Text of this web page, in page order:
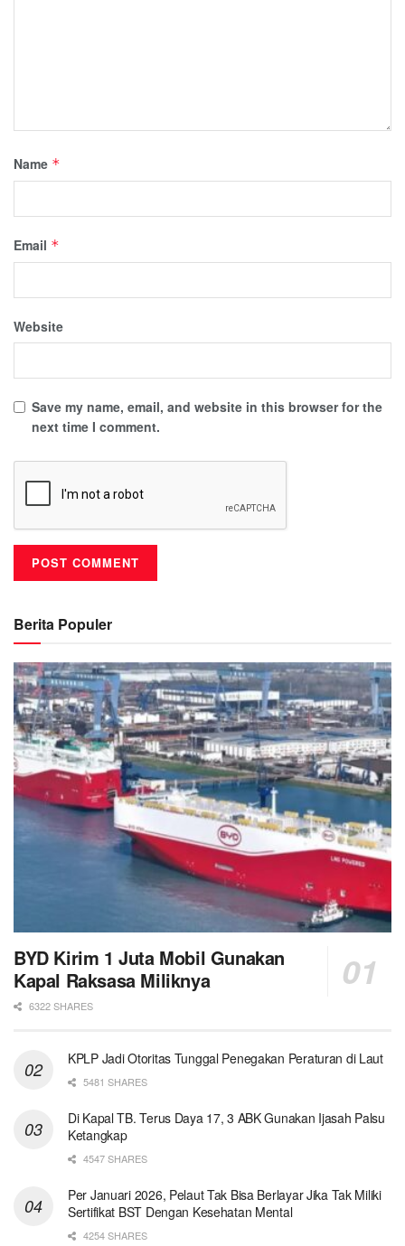
Name *
Email *
Website
Save my name, email, and website in this browser for the
next time I comment.
Berita Populer
BYD Kirim 1 Juta Mobil Gunakan
Kapal Raksasa Miliknya
6322 SHARES
KPLP Jadi Otoritas Tunggal Penegakan Peraturan di Laut
5481 SHARES
Di Kapal TB. Terus Daya 17, 3 ABK Gunakan Ijasah Palsu
Ketangkap
4547 SHARES
Per Januari 2026, Pelaut Tak Bisa Berlayar Jika Tak Miliki
Sertifikat BST Dengan Kesehatan Mental
4254 SHARES